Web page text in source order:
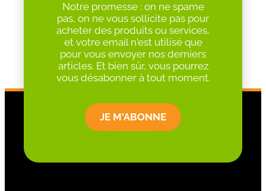
Notre promesse : on ne spame
pas, on ne vous sollicite pas pour
acheter des produits ou services,
et votre email n'est utilisé que
pour vous envoyer nos derniers
articles. Et bien sûr, vous pourrez
vous désabonner à tout moment.
JE M'ABONNE